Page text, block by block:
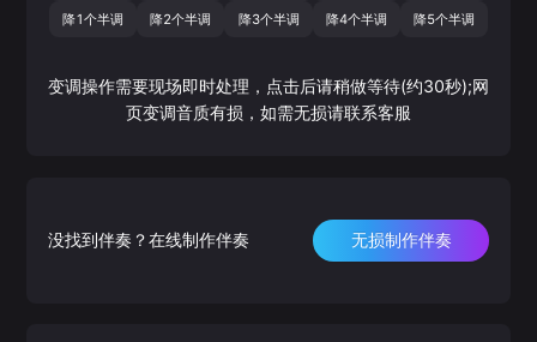
降1个半调 降2个半调 降3个半调 降4个半调 降5个半调
变调操作需要现场即时处理，点击后请稍做等待(约30秒);网
页变调音质有损，如需无损请联系客服
没找到伴奏？在线制作伴奏 无损制作伴奏